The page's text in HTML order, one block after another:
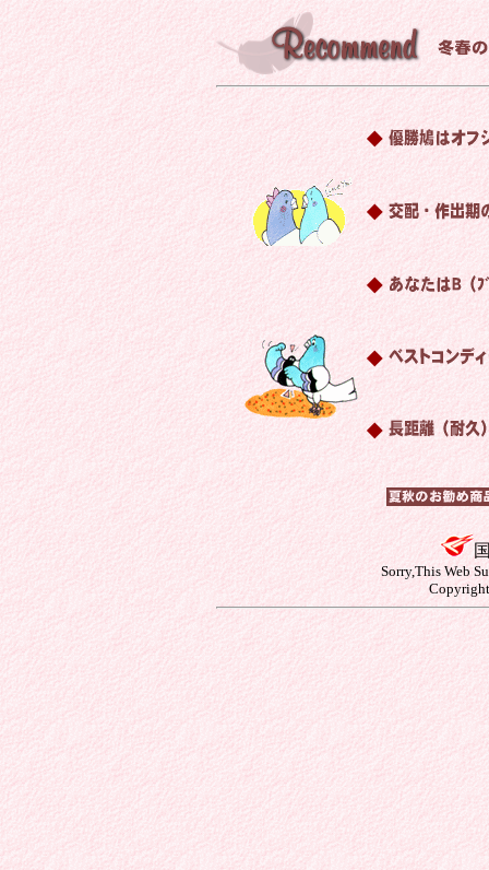
◆
◆
◆
◆
◆
Sorry,This Web